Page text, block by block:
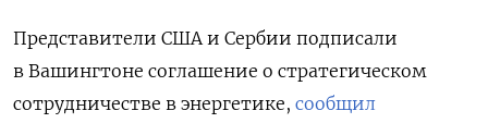
Представители США и Сербии подписали
в Вашингтоне соглашение о стратегическом
сотрудничестве в энергетике, сообщил